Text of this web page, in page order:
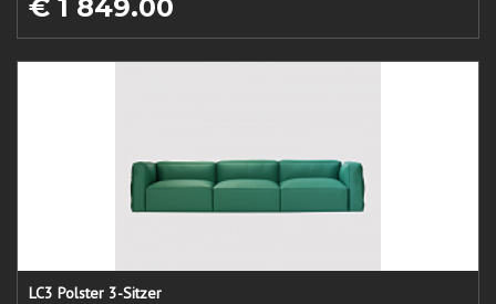
€ 1 849.00
LC3 Polster 3-Sitzer